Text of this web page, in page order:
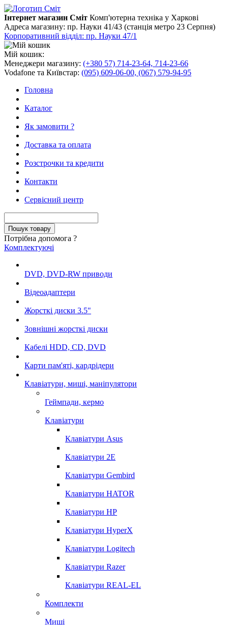
Інтернет магазин Сміт Комп'ютерна техніка у Харкові
Адреса магазину: пр. Науки 41/43 (станція метро 23 Серпня)
Корпоративний відділ: пр. Науки 47/1
Мій кошик:
Менеджери магазину: (+380 57) 714-23-64, 714-23-66
Vodafone та Київстар: (095) 609-06-00, (067) 579-94-95
Головна
Каталог
Як замовити ?
Доставка та оплата
Розстрочки та кредити
Контакти
Сервісний центр
Потрібна допомога ?
Комплектуючі
DVD, DVD-RW приводи
Відеоадаптери
Жорсткі диски 3.5"
Зовнішні жорсткі диски
Кабелі HDD, CD, DVD
Карти пам'яті, кардрідери
Клавіатури, миші, маніпулятори
Геймпади, кермо
Клавіатури
Клавiатури Asus
Клавіатури 2E
Клавіатури Gembird
Клавіатури HATOR
Клавіатури HP
Клавіатури HyperX
Клавіатури Logitech
Клавіатури Razer
Клавіатури REAL-EL
Комплекти
Миші